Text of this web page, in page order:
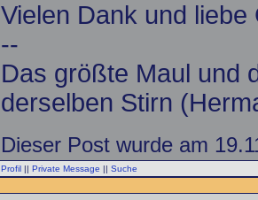
Vielen Dank und
--
Das größte Maul und
derselben Stirn
Dieser Post wurde am
Profil || Private Message || Suche